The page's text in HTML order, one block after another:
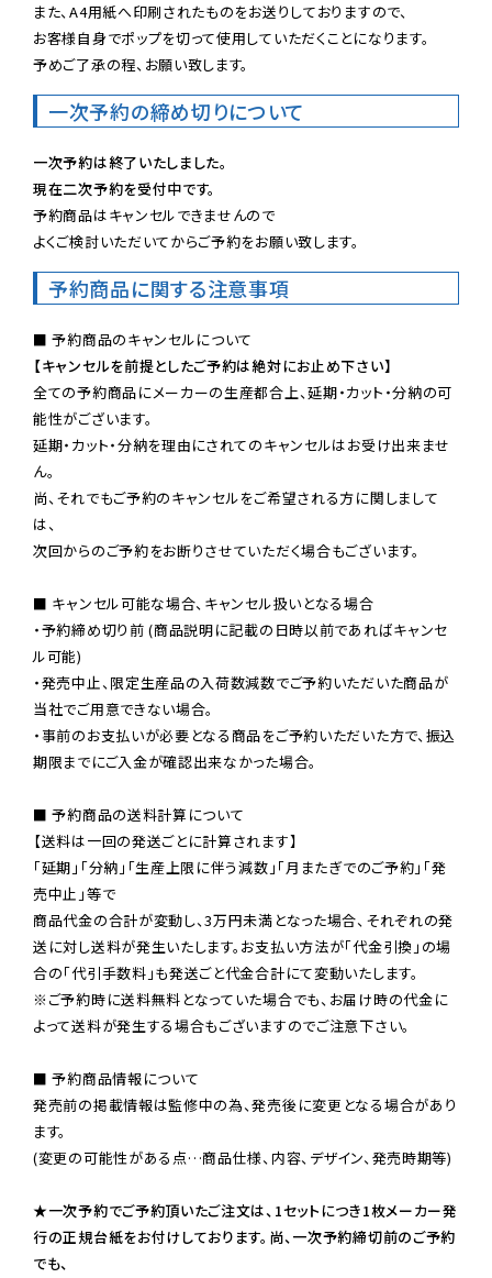
また、A4用紙へ印刷されたものをお送りしておりますので、
お客様自身でポップを切って使用していただくことになります。
予めご了承の程、お願い致します。
一次予約の締め切りについて
一次予約は終了いたしました。
現在二次予約を受付中です。
予約商品はキャンセルできませんので
よくご検討いただいてからご予約をお願い致します。
予約商品に関する注意事項
【キャンセルを前提としたご予約は絶対にお止め下さい】
全ての予約商品にメーカーの生産都合上、延期・カット・分納の可
能性がございます。
延期・カット・分納を理由にされてのキャンセルはお受け出来ませ
ん。
尚、それでもご予約のキャンセルをご希望される方に関しまして
は、
次回からのご予約をお断りさせていただく場合もございます。
■ キャンセル可能な場合、キャンセル扱いとなる場合
・予約締め切り前 (商品説明に記載の日時以前であればキャンセ
ル可能)
・発売中止、限定生産品の入荷数減数でご予約いただいた商品が
当社でご用意できない場合。
・事前のお支払いが必要となる商品をご予約いただいた方で、振込
期限までにご入金が確認出来なかった場合。
■ 予約商品の送料計算について
【送料は一回の発送ごとに計算されます】
「延期」「分納」「生産上限に伴う減数」「月またぎでのご予約」「発
売中止」等で
商品代金の合計が変動し、3万円未満となった場合、それぞれの発
送に対し送料が発生いたします。お支払い方法が「代金引換」の場
※ご予約時に送料無料となっていた場合でも、お届け時の代金に
よって送料が発生する場合もございますのでご注意下さい。
■ 予約商品情報について
発売前の掲載情報は監修中の為、発売後に変更となる場合があり
ます。
(変更の可能性がある点…商品仕様、内容、デザイン、発売時期等)
★一次予約でご予約頂いたご注文は、1セットにつき1枚メーカー発
行の正規台紙をお付けしております。尚、一次予約締切前のご予約
でも、